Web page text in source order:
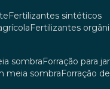
fertilizantes sintéticos
fertilizantes
sombra
forração para
meia sombra
forração